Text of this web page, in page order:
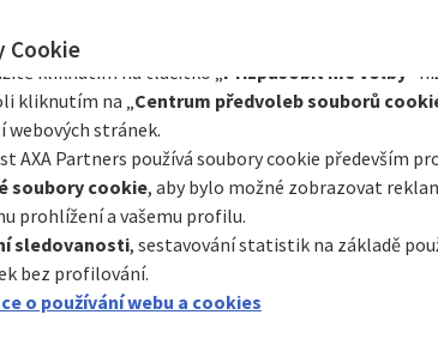
Cestování bez
kdykoliv jsme překročili přes
je mnoho evropských zemí k
Cookie
kliknutím na tlačítko „Přizpůsobit mé volby “
kliknutím na „Centrum předvoleb souborů
webových stránek.
AXA Partners používá soubory cookie především
soubory cookie, aby bylo možné zobrazovat
prohlížení a vašemu profilu.
sledovanosti, sestavování statistik na základě
bez profilování.
o používání webu a cookies